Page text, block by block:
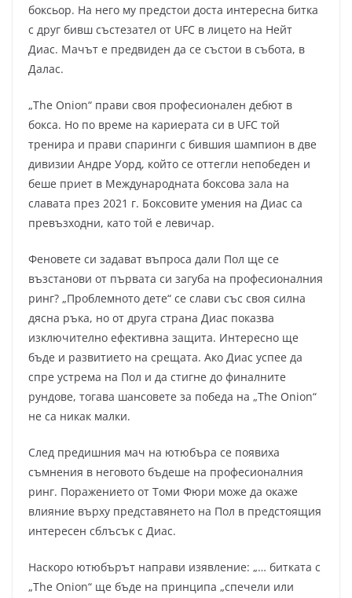
боксьор. На него му предстои доста интересна битка
с друг бивш състезател от UFC в лицето на Нейт
Диас. Мачът е предвиден да се състои в събота, в
Далас.
„The Onion“ прави своя професионален дебют в
бокса. Но по време на кариерата си в UFC той
тренира и прави спаринги с бившия шампион в две
дивизии Андре Уорд, който се оттегли непобеден и
беше приет в Международната боксова зала на
славата през 2021 г. Боксовите умения на Диас са
превъзходни, като той е левичар.
Феновете си задават въпроса дали Пол ще се
възстанови от първата си загуба на професионалния
ринг? „Проблемното дете“ се слави със своя силна
дясна ръка, но от друга страна Диас показва
изключително ефективна защита. Интересно ще
бъде и развитието на срещата. Ако Диас успее да
спре устрема на Пол и да стигне до финалните
рундове, тогава шансовете за победа на „The Onion“
не са никак малки.
След предишния мач на ютюбъра се появиха
съмнения в неговото бъдеше на професионалния
ринг. Поражението от Томи Фюри може да окаже
влияние върху представянето на Пол в предстоящия
интересен сблъсък с Диас.
Наскоро ютюбърът направи изявление: „… битката с
„The Onion“ ще бъде на принципа „спечели или